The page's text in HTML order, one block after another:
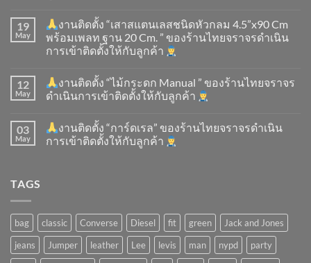
19
May
งานติดตั้ง “เสาสแตนเลสชนิดหัวกลม 4.5”x90 Cm
พร้อมเพลท ฐาน 20 Cm. ” ของร้านไทยจราจรดำเนิน
การเข้าติดตั้ง​ให้กับลูกค้า
12
May
งานติดตั้ง “ไม้กระดก Manual ” ของร้านไทยจราจร
ดำเนินการเข้าติดตั้ง​ให้กับลูกค้า
03
May
งานติดตั้ง “การ์ดเรล” ของร้านไทยจราจรดำเนิน
การเข้าติดตั้ง​ให้กับลูกค้า
TAGS
bag classic Converse Diesel fit green
Jack and Jones
jeans
Jumper leather Lee levis man nypd
party